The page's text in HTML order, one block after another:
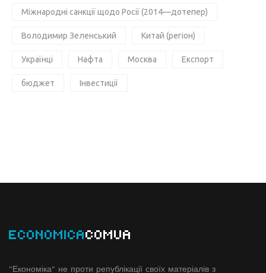
Міжнародні санкції щодо Росії (2014—дотепер)
Володимир Зеленський Китай (регіон)
Українці Нафта Москва Експорт
бюджет Інвестиції
ECONOMICACOMUA
"Економіка" не проти републікації своїх матеріалів з